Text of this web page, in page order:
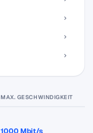
MAX. GESCHWINDIGKEIT
1000 Mbit/s